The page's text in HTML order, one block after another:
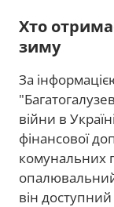
Хто
зиму
За
війни в
фінансової
комунальних
він